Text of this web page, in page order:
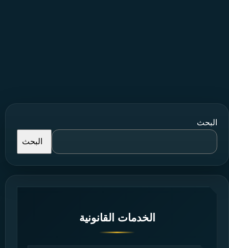
البحث
البحث
الخدمات القانونية